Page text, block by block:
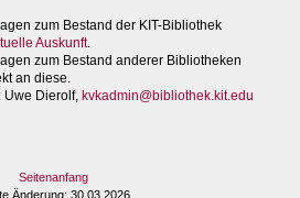
zum Bestand der KIT-Bibliothek
Auskunft.
zum Bestand anderer Bibliotheken
an diese.
: Uwe Dierolf, kvkadmin@bibliothek.kit.edu
Seitenanfang
Änderung: 30.03.2026